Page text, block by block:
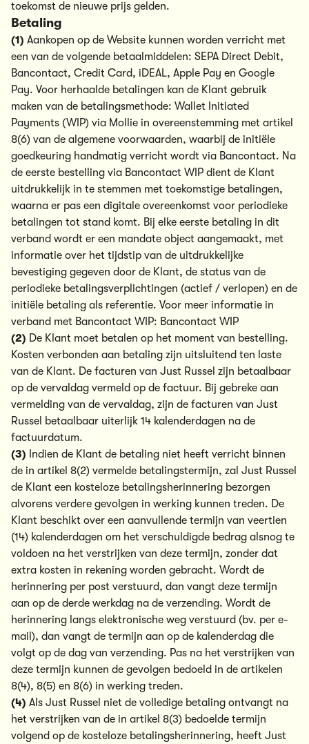
toekomst de nieuwe prijs gelden.
Betaling
(1) Aankopen op de Website kunnen worden verricht met
een van de volgende betaalmiddelen: SEPA Direct Debit,
Bancontact, Credit Card, iDEAL, Apple Pay en Google
Pay. Voor herhaalde betalingen kan de Klant gebruik
maken van de betalingsmethode: Wallet Initiated
Payments (WIP) via Mollie in overeenstemming met artikel
8(6) van de algemene voorwaarden, waarbij de initiële
goedkeuring handmatig verricht wordt via Bancontact. Na
de eerste bestelling via Bancontact WIP dient de Klant
uitdrukkelijk in te stemmen met toekomstige betalingen,
waarna er pas een digitale overeenkomst voor periodieke
betalingen tot stand komt. Bij elke eerste betaling in dit
verband wordt er een mandate object aangemaakt, met
informatie over het tijdstip van de uitdrukkelijke
bevestiging gegeven door de Klant, de status van de
periodieke betalingsverplichtingen (actief / verlopen) en de
initiële betaling als referentie. Voor meer informatie in
verband met Bancontact WIP: Bancontact WIP
(2) De Klant moet betalen op het moment van bestelling.
Kosten verbonden aan betaling zijn uitsluitend ten laste
van de Klant. De facturen van Just Russel zijn betaalbaar
op de vervaldag vermeld op de factuur. Bij gebreke aan
vermelding van de vervaldag, zijn de facturen van Just
Russel betaalbaar uiterlijk 14 kalenderdagen na de
factuurdatum.
(3) Indien de Klant de betaling niet heeft verricht binnen
de in artikel 8(2) vermelde betalingstermijn, zal Just Russel
de Klant een kosteloze betalingsherinnering bezorgen
alvorens verdere gevolgen in werking kunnen treden. De
Klant beschikt over een aanvullende termijn van veertien
(14) kalenderdagen om het verschuldigde bedrag alsnog te
voldoen na het verstrijken van deze termijn, zonder dat
extra kosten in rekening worden gebracht. Wordt de
herinnering per post verstuurd, dan vangt deze termijn
aan op de derde werkdag na de verzending. Wordt de
herinnering langs elektronische weg verstuurd (bv. per e-
mail), dan vangt de termijn aan op de kalenderdag die
volgt op de dag van verzending. Pas na het verstrijken van
deze termijn kunnen de gevolgen bedoeld in de artikelen
8(4), 8(5) en 8(6) in werking treden.
(4) Als Just Russel niet de volledige betaling ontvangt na
het verstrijken van de in artikel 8(3) bedoelde termijn
volgend op de kosteloze betalingsherinnering, heeft Just